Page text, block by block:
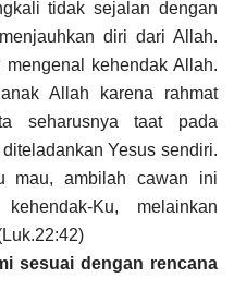
tidak sejalan dengan
diri dari Allah.
kehendak Allah.
Allah karena rahmat
seharusnya taat pada
Yesus sendiri.
mau, ambilah cawan ini
Ku, melainkan
sesuai dengan rencana